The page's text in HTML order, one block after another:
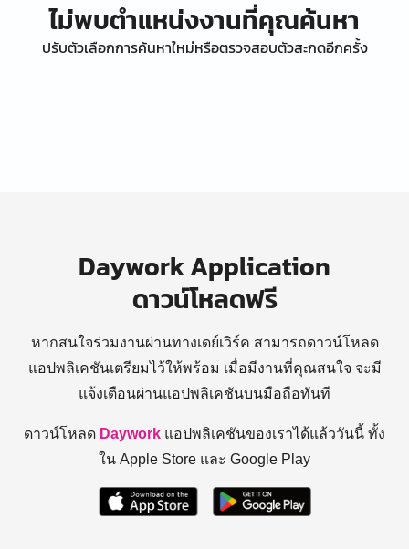
ไม่พบตำแหน่งงานที่คุณค้นหา
ปรับตัวเลือกการค้นหาใหม่หรือตรวจสอบตัวสะกดอีกครั้ง
Daywork Application
ดาวน์โหลดฟรี
หากสนใจร่วมงานผ่านทางเดย์เวิร์ค สามารถดาวน์โหลด
แอปพลิเคชันเตรียมไว้ให้พร้อม เมื่อมีงานที่คุณสนใจ จะมี
แจ้งเตือนผ่านแอปพลิเคชันบนมือถือทันที
ดาวน์โหลด Daywork แอปพลิเคชันของเราได้แล้ววันนี้ ทั้ง
ใน Apple Store และ Google Play